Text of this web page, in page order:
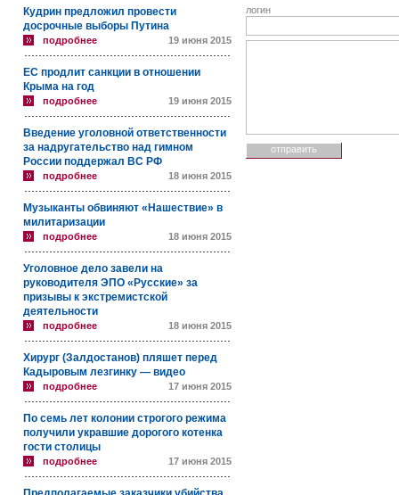
Кудрин предложил провести
досрочные выборы Путина
подробнее 19 июня 2015
ЕС продлит санкции в отношении
Крыма на год
подробнее 19 июня 2015
Введение уголовной ответственности
за надругательство над гимном
России поддержал ВС РФ
подробнее 18 июня 2015
Музыканты обвиняют «Нашествие» в
милитаризации
подробнее 18 июня 2015
Уголовное дело завели на
руководителя ЭПО «Русские» за
призывы к экстремистской
деятельности
подробнее 18 июня 2015
Хирург (Залдостанов) пляшет перед
Кадыровым лезгинку — видео
подробнее 17 июня 2015
По семь лет колонии строгого режима
получили укравшие дорогого котенка
гости столицы
подробнее 17 июня 2015
логин